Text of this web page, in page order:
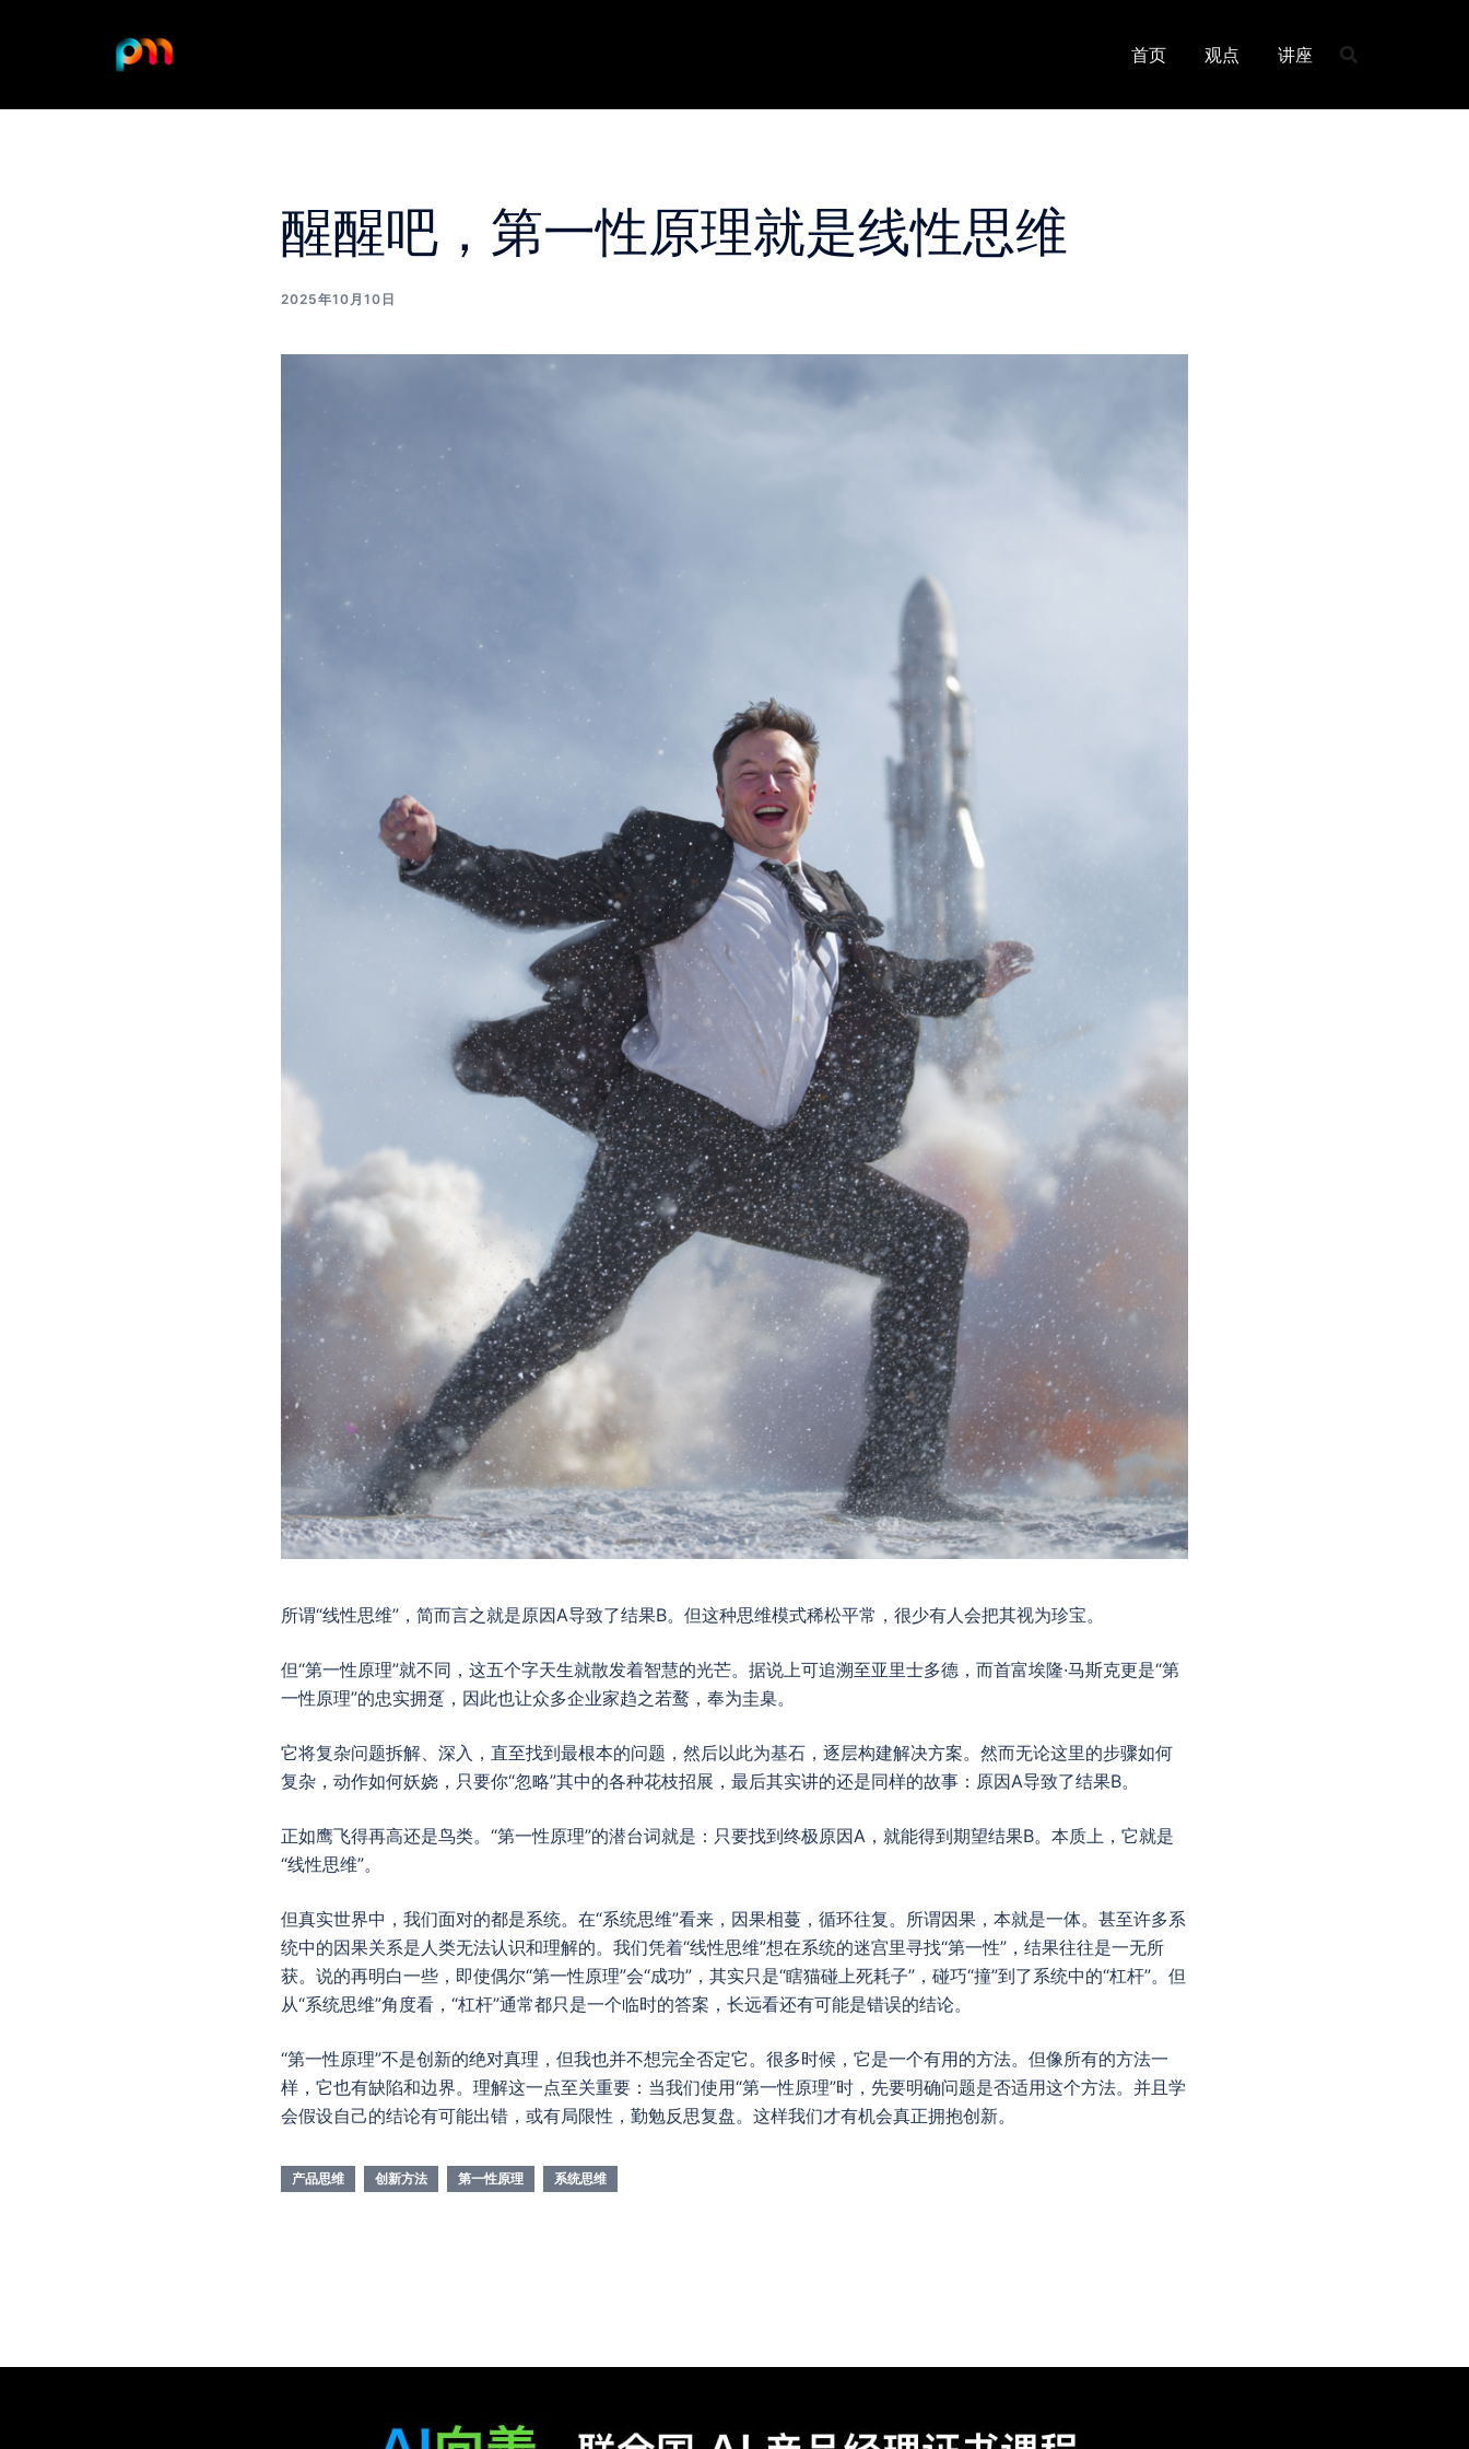
首页 观点 讲座
醒醒吧，第一性原理就是线性思维
2025年10月10日
所谓“线性思维”，简而言之就是原因A导致了结果B。但这种思维模式稀松平常，很少有人会把其视为珍宝。
但“第一性原理”就不同，这五个字天生就散发着智慧的光芒。据说上可追溯至亚里士多德，而首富埃隆·马斯克更是“第
一性原理”的忠实拥趸，因此也让众多企业家趋之若鹜，奉为圭臬。
它将复杂问题拆解、深入，直至找到最根本的问题，然后以此为基石，逐层构建解决方案。然而无论这里的步骤如何
复杂，动作如何妖娆，只要你“忽略”其中的各种花枝招展，最后其实讲的还是同样的故事：原因A导致了结果B。
正如鹰飞得再高还是鸟类。“第一性原理”的潜台词就是：只要找到终极原因A，就能得到期望结果B。本质上，它就是
“线性思维”。
但真实世界中，我们面对的都是系统。在“系统思维”看来，因果相蔓，循环往复。所谓因果，本就是一体。甚至许多系
统中的因果关系是人类无法认识和理解的。我们凭着“线性思维”想在系统的迷宫里寻找“第一性”，结果往往是一无所
获。说的再明白一些，即使偶尔“第一性原理”会“成功”，其实只是“瞎猫碰上死耗子”，碰巧“撞”到了系统中的“杠杆”。但
从“系统思维”角度看，“杠杆”通常都只是一个临时的答案，长远看还有可能是错误的结论。
“第一性原理”不是创新的绝对真理，但我也并不想完全否定它。很多时候，它是一个有用的方法。但像所有的方法一
样，它也有缺陷和边界。理解这一点至关重要：当我们使用“第一性原理”时，先要明确问题是否适用这个方法。并且学
会假设自己的结论有可能出错，或有局限性，勤勉反思复盘。这样我们才有机会真正拥抱创新。
产品思维 创新方法 第一性原理 系统思维